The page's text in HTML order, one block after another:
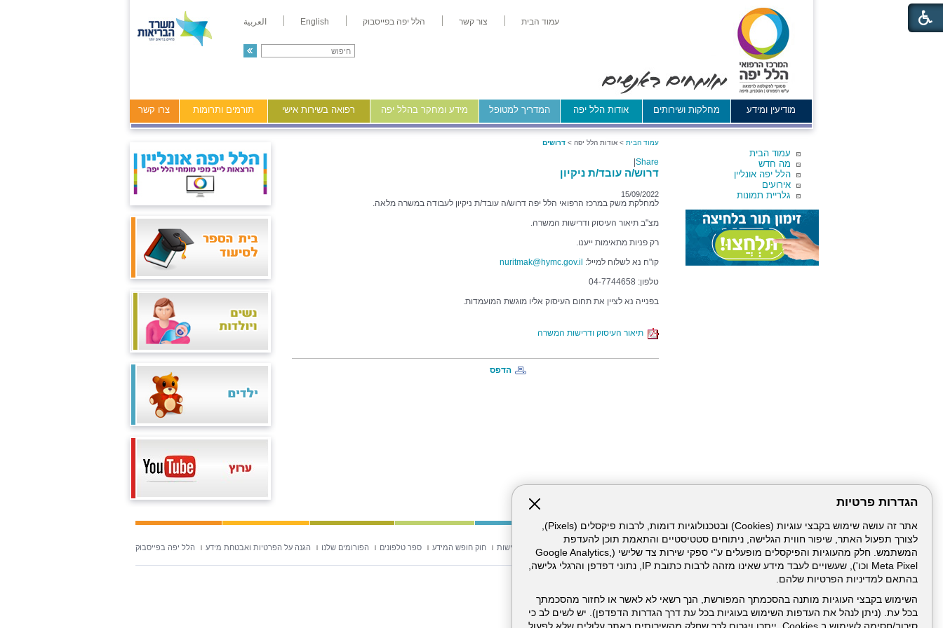
הגדרות פרטיות
אתר זה עושה שימוש בקבצי עוגיות (Cookies) ובטכנולוגיות דומות, לרבות פיקסלים (Pixels),
לצורך תפעול האתר, שיפור חווית הגלישה, ניתוחים סטטיסטיים והתאמת תוכן להעדפת
המשתמש. חלק מהעוגיות והפיקסלים מופעלים ע"י ספקי שירות צד שלישי (Google Analytics,
Meta Pixel וכו'), שעשויים לעבד מידע שאינו מזהה לרבות כתובת IP, נתוני דפדפן והרגלי גלישה,
בהתאם למדיניות הפרטיות שלהם.
השימוש בקבצי העוגיות מותנה בהסכמתך המפורשת, הנך רשאי לא לאשר או לחזור מהסכמתך
בכל עת. (ניתן לנהל את העדפות השימוש בעוגיות בכל עת דרך הגדרות הדפדפן). יש לשים לב כי
עמוד הבית צור קשר הלל יפה בפייסבוק English العربية
מודיעין ומידע מחלקות ושירותים אודות הלל יפה המדריך למטופל מידע ומחקר בהלל יפה רפואה בשירות אישי תורמים ותרומות צרו קשר
עמוד הבית
מה חדש
הלל יפה אונליין
אירועים
גלריית תמונות
עמוד הבית > אודות הלל יפה > דרושים
Share
דרוש/ה עובד/ת ניקיון
15/09/2022
למחלקת משק במרכז הרפואי הלל יפה דרוש/ה עובד/ת ניקיון לעבודה במשרה מלאה.
מצ"ב תיאור העיסוק ודרישות המשרה.
רק פניות מתאימות ייענו.
קו"ח נא לשלוח למייל: nuritmak@hymc.gov.il
טלפון: 04-7744658
בפנייה נא לציין את תחום העיסוק אליו מוגשת המועמדות.
תיאור העיסוק ודרישות המשרה
הדפס
תנאי שימוש באתר מפת אתר הצהרת נגישות חוק חופש המידע ספר טלפונים הפורומים שלנו הגנה על הפרטיות ואבטחת מידע הלל יפה בפייסבוק
ניהול תכנים: